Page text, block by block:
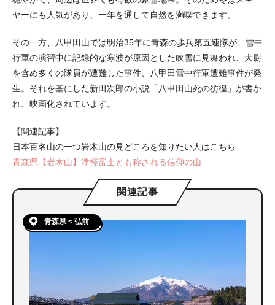
ヤーにも人気があり、一年を通して自然を満喫できます。
その一方、八甲田山では明治35年に青森の歩兵第五連隊が、雪中
行軍の演習中に記録的な寒波が原因とした吹雪に見舞われ、大尉
を含め多くの隊員が遭難した事件、八甲田雪中行軍遭難事件が発
生。それを基にした新田次郎の小説「八甲田山死の彷徨」が書か
れ、映画化されています。
【関連記事】
日本百名山の一つ岩木山の見どころを知りたい人はこちら↓
青森県【岩木山】津軽富士とも称される信仰の山
関連記事
青森県 < 弘前